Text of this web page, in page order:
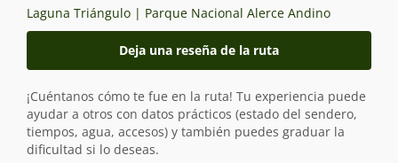
Laguna Triángulo | Parque Nacional Alerce Andino
Deja una reseña de la ruta
¡Cuéntanos cómo te fue en la ruta! Tu experiencia puede
ayudar a otros con datos prácticos (estado del sendero,
tiempos, agua, accesos) y también puedes graduar la
dificultad si lo deseas.